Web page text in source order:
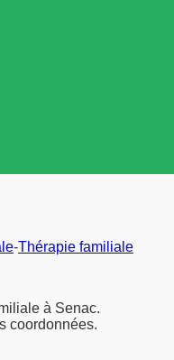
-Thérapie familiale
à Senac.
coordonnées.